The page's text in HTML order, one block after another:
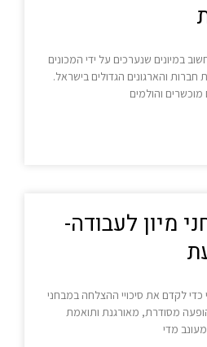
במיונים שנערכים על ידי המכונים
חברות והארגונים הגדולים בישראל.
והולמים
מיון לעבודה-
לקדם את סיכויי ההצלחה במבחני
מסודרת, מאורגנת ותואמת
מדי